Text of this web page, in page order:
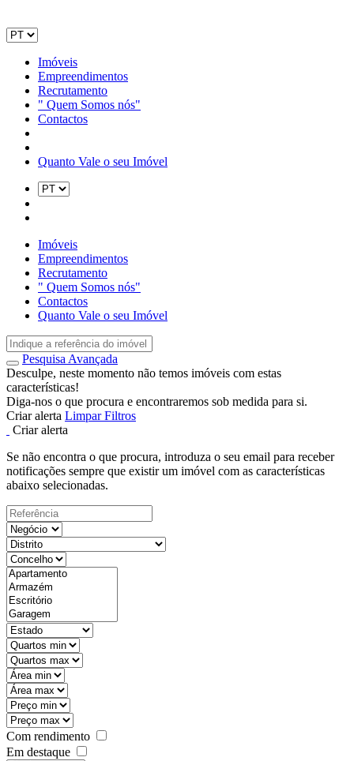
Imóveis
Empreendimentos
Recrutamento
" Quem Somos nós"
Contactos
Quanto Vale o seu Imóvel
Imóveis
Empreendimentos
Recrutamento
" Quem Somos nós"
Contactos
Quanto Vale o seu Imóvel
Pesquisa Avançada
Desculpe, neste momento não temos imóveis com estas
características!
Diga-nos o que procura e encontraremos sob medida para si.
Criar alerta Limpar Filtros
Criar alerta
Se não encontra o que procura, introduza o seu email para receber
notificações sempre que existir um imóvel com as características
abaixo selecionadas.
Com rendimento
Em destaque